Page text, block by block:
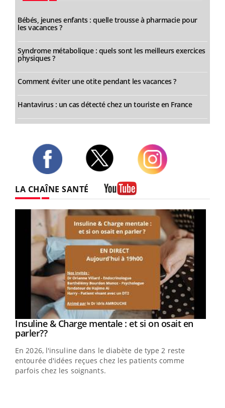
Bébés, jeunes enfants : quelle trousse à pharmacie pour
les vacances ?
Syndrome métabolique : quels sont les meilleurs exercices
physiques ?
Comment éviter une otite pendant les vacances ?
Hantavirus : un cas détecté chez un touriste en France
LA CHAÎNE SANTÉ
Youtube
Insuline & Charge mentale : et si on osait en
parler??Youtube
En 2026, l'insuline dans le diabète de type 2 reste
entourée d'idées reçues chez les patients comme
parfois chez les soignants.